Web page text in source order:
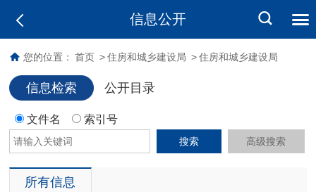
信息公开
您的位置： 首页 > 住房和城乡建设局 > 住房和城乡建设局
信息检索 公开目录
文件名 索引号
搜索 高级搜索
所有信息